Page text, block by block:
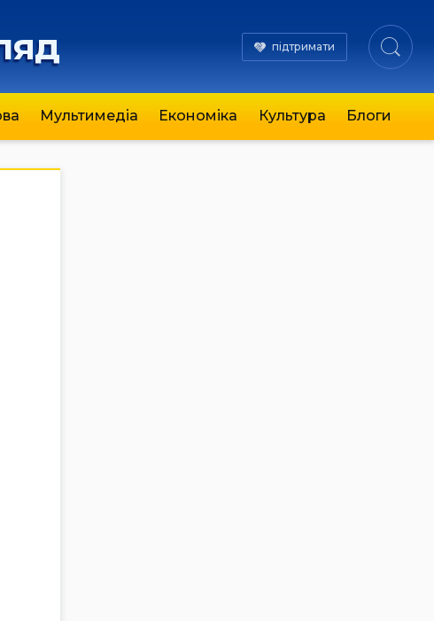
підтримати
Мультимедіа Економіка Культура Блоги